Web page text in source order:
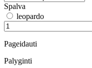
Spalva
leopardo
Pageidauti
Palyginti